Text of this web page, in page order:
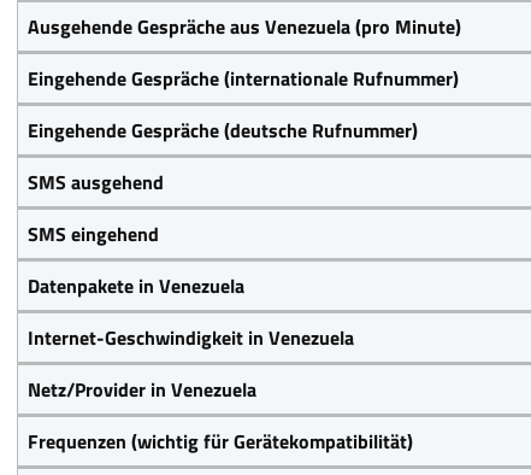
Ausgehende Gespräche aus Venezuela (pro Minute)
Eingehende Gespräche (internationale Rufnummer)
Eingehende Gespräche (deutsche Rufnummer)
SMS ausgehend
SMS eingehend
Datenpakete in Venezuela
Internet-Geschwindigkeit in Venezuela
Netz/Provider in Venezuela
Frequenzen (wichtig für Gerätekompatibilität)